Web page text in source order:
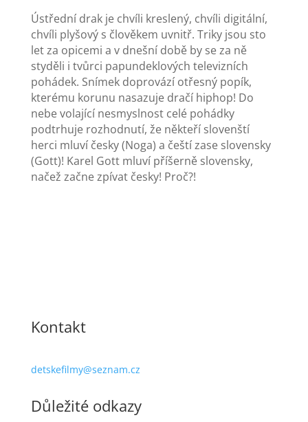
Ústřední drak je chvíli kreslený, chvíli digitální,
chvíli plyšový s člověkem uvnitř. Triky jsou sto
let za opicemi a v dnešní době by se za ně
styděli i tvůrci papundeklových televizních
pohádek. Snímek doprovází otřesný popík,
kterému korunu nasazuje dračí hiphop! Do
nebe volající nesmyslnost celé pohádky
podtrhuje rozhodnutí, že někteří slovenští
herci mluví česky (Noga) a čeští zase slovensky
(Gott)! Karel Gott mluví příšerně slovensky,
načež začne zpívat česky! Proč?!
Kontakt
detskefilmy@seznam.cz
Důležité odkazy